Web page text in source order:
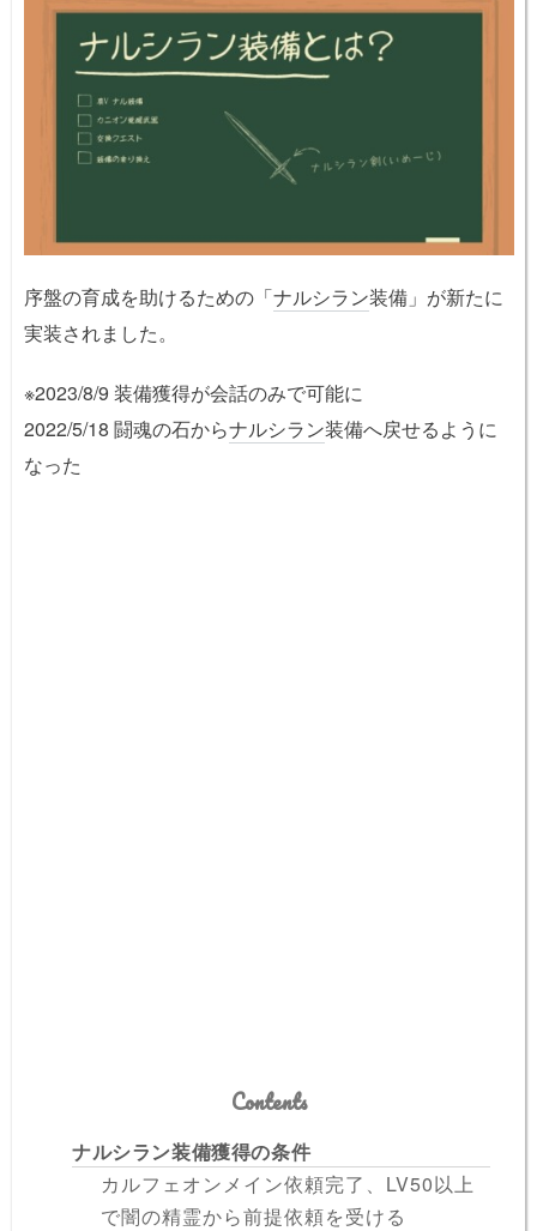
序盤の育成を助けるための「ナルシラン装備」が新たに
実装されました。
※2023/8/9 装備獲得が会話のみで可能に
2022/5/18 闘魂の石からナルシラン装備へ戻せるように
なった
Contents
ナルシラン装備獲得の条件
カルフェオンメイン依頼完了、LV50以上
で闇の精霊から前提依頼を受ける